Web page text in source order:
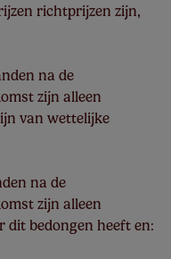
richtprijzen zijn,
na de
zijn alleen
van wettelijke
na de
zijn alleen
dit bedongen heeft en: